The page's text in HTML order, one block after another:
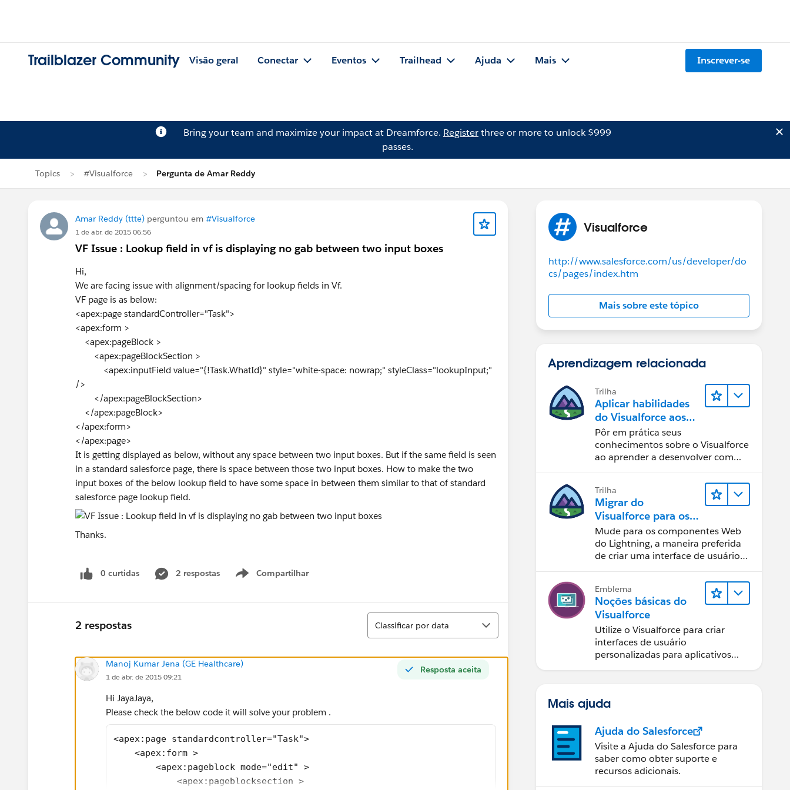
Trailblazer Community Visão geral Conectar Eventos Trailhead Ajuda Mais Inscrever-se
Bring your team and maximize your impact at Dreamforce. Registerthree or more to unlock $999
passes.
Topics #Visualforce Pergunta de Amar Reddy
Amar Reddy (ttte) perguntou em #Visualforce
1 de abr. de 2015 06:56
VF Issue : Lookup field in vf is displaying no gab between two input boxes
Hi,
We are facing issue with alignment/spacing for lookup fields in Vf.
VF page is as below:
<apex:page standardController="Task">
<apex:form >
<apex:pageBlock >
<apex:pageBlockSection >
<apex:inputField value="{!Task.WhatId}" style="white-space: nowrap;" styleClass="lookupInput;"
/>
</apex:pageBlockSection>
</apex:pageBlock>
</apex:form>
</apex:page>
It is getting displayed as below, without any space between two input boxes. But if the same field is seen
in a standard salesforce page, there is space between those two input boxes. How to make the two
input boxes of the below lookup field to have some space in between them similar to that of standard
salesforce page lookup field.
Thanks.
0 curtidas 2 respostas Compartilhar
Show menu
2 respostas
Classificar
Classificar por data
Resposta aceita
Manoj Kumar Jena (GE Healthcare)
1 de abr. de 2015 09:21
Hi JayaJaya,
Please check the below code it will solve your problem .
<apex:page standardcontroller="Task">
    <apex:form >
        <apex:pageblock mode="edit" >
            <apex:pageblocksection >
Visualforce
http://www.salesforce.com/us/developer/do
cs/pages/index.htm
Mais sobre este tópico
Aprendizagem relacionada
Trilha
Aplicar habilidades
do Visualforce aos
Componentes do
Lightning
Pôr em prática seus
conhecimentos sobre o Visualforce
ao aprender a desenvolver com
Trilha
Migrar do
Visualforce para os
componentes Web
do Lightning
Mude para os componentes Web
do Lightning, a maneira preferida
de criar uma interface de usuário
Emblema
Noções básicas do
Visualforce
Utilize o Visualforce para criar
interfaces de usuário
personalizadas para aplicativos
Mais ajuda
Ajuda do Salesforce
Visite a Ajuda do Salesforce para
saber como obter suporte e
recursos adicionais.